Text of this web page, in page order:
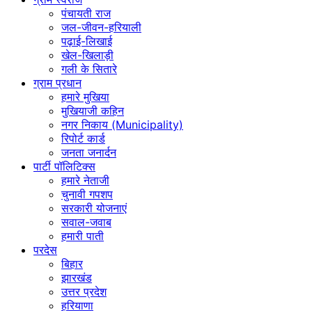
पंचायती राज
जल-जीवन-हरियाली
पढ़ाई-लिखाई
खेल-खिलाड़ी
गली के सितारे
ग्राम प्रधान
हमारे मुखिया
मुखियाजी कहिन
नगर निकाय (Municipality)
रिपोर्ट कार्ड
जनता जनार्दन
पार्टी पॉलिटिक्स
हमारे नेताजी
चुनावी गपशप
सरकारी योजनाएं
सवाल-जवाब
हमारी पाती
परदेस
बिहार
झारखंड
उत्तर प्रदेश
हरियाणा